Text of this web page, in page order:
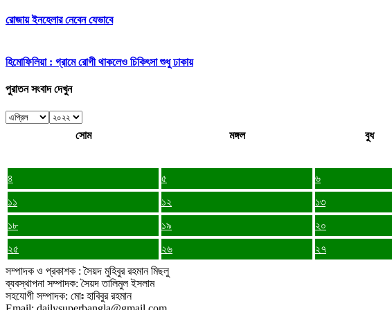
রোজায় ইনহেলার নেবেন যেভাবে
হিমোফিলিয়া : গ্রামে রোগী থাকলেও চিকিৎসা শুধু ঢাকায়
পুরাতন সংবাদ দেখুন
সোম মঙ্গল বুধ
৪
৫ ৬
১১
১২ ১৩
১৮
১৯ ২০
২৫
২৬ ২৭
সম্পাদক ও প্রকাশক : সৈয়দ মুহিবুর রহমান মিছলু
ব্যবস্থাপনা সম্পাদক: সৈয়দ তালিমুল ইসলাম
সহযোগী সম্পাদক: মোঃ হাবিবুর রহমান